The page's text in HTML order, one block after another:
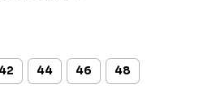
42 44 46 48